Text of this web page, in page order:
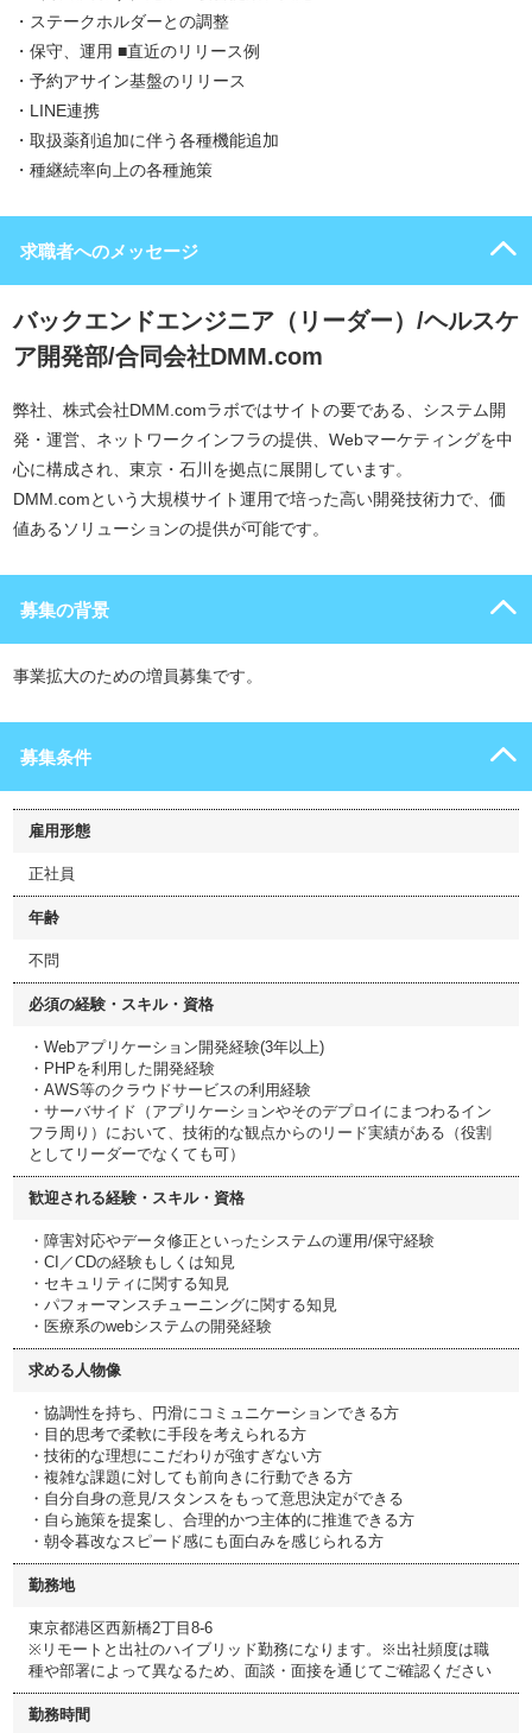
・ステークホルダーとの調整
・保守、運用 ■直近のリリース例
・予約アサイン基盤のリリース
・LINE連携
・取扱薬剤追加に伴う各種機能追加
・種継続率向上の各種施策
求職者へのメッセージ
バックエンドエンジニア（リーダー）/ヘルスケ
ア開発部/合同会社DMM.com
弊社、株式会社DMM.comラボではサイトの要である、システム開
発・運営、ネットワークインフラの提供、Webマーケティングを中
心に構成され、東京・石川を拠点に展開しています。
DMM.comという大規模サイト運用で培った高い開発技術力で、価
値あるソリューションの提供が可能です。
募集の背景
事業拡大のための増員募集です。
募集条件
雇用形態
正社員
年齢
不問
必須の経験・スキル・資格
・Webアプリケーション開発経験(3年以上)
・PHPを利用した開発経験
・AWS等のクラウドサービスの利用経験
・サーバサイド（アプリケーションやそのデプロイにまつわるイン
フラ周り）において、技術的な観点からのリード実績がある（役割
としてリーダーでなくても可）
歓迎される経験・スキル・資格
・障害対応やデータ修正といったシステムの運用/保守経験
・CI／CDの経験もしくは知見
・セキュリティに関する知見
・パフォーマンスチューニングに関する知見
・医療系のwebシステムの開発経験
求める人物像
・協調性を持ち、円滑にコミュニケーションできる方
・目的思考で柔軟に手段を考えられる方
・技術的な理想にこだわりが強すぎない方
・複雑な課題に対しても前向きに行動できる方
・自分自身の意見/スタンスをもって意思決定ができる
・自ら施策を提案し、合理的かつ主体的に推進できる方
・朝令暮改なスピード感にも面白みを感じられる方
勤務地
東京都港区西新橋2丁目8-6
※リモートと出社のハイブリッド勤務になります。※出社頻度は職
種や部署によって異なるため、面談・面接を通じてご確認ください
勤務時間